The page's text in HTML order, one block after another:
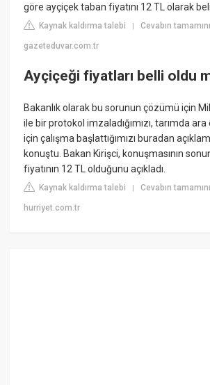
göre ayçiçek taban fiyatını 12 TL olarak
Kaynak kaldırma talebi |Cevabın
gazeteduvar.com.tr
Ayçiçeği fiyatları belli oldu
Bakanlık olarak bu sorunun çözümü için
ile bir protokol imzaladığımızı, tarımda
için çalışma başlattığımızı buradan
konuştu. Bakan Kirişci, konuşmasının
fiyatının 12 TL olduğunu açıkladı.
Kaynak kaldırma talebi |Cevabın
hurriyet.com.tr